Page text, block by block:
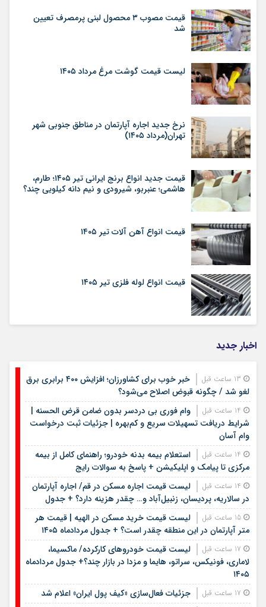
قیمت مصوب ۳ محصول لبنی پرمصرف تعیین
شد
لیست قیمت گوشت مرغ مرداد ۱۴۰۵
نرخ جدید اجاره آپارتمان در مناطق جنوبی شهر
تهران(مرداد ۱۴۰۵)
قیمت جدید انواع برنج ایرانی تیر ۱۴۰۵؛ طارم،
هاشمی؛ عنبربو، شیرودی و نیم دانه کیلویی چند؟
قیمت انواع آهن آلات تیر ۱۴۰۵
قیمت انواع لوله فلزی تیر ۱۴۰۵
اخبار جدید
خبر خوب برای کشاورزان؛ افزایش ۴۰۰ برابری برق
لغو شد / چگونه قبوض اصلاح می‌شود؟
وام فوری بی دردسر بدون ضامن قرض الحسنه |
شرایط دریافت تسهیلات سریع و کم‌بهره | جزئیات ثبت درخواست
وام آسان
استعلام بیمه بدنه خودرو؛ راهنمای کامل از بیمه
مرکزی تا پیامک و اپلیکیشن + پاسخ به سوالات رایج
لیست قیمت اجاره مسکن در قم/ اجاره آپارتمان
در سالاریه، پردیسان، زنبیل‌آباد و… چقدر هزینه دارد؟ + جدول
لیست قیمت خرید مسکن در الهیه | قیمت هر
متر آپارتمان در این منطقه چقدر است؟ + جدول مردادماه ۱۴۰۵
لیست قیمت خودروهای کارکرده/ ماکسیما،
لاماری، فونیکس، سراتو، هایما و مزدا در بازار چند؟+ جدول مردادماه
۱۴۰۵
جزئیات فعال‌سازی «کیف پول ایران» اعلام شد